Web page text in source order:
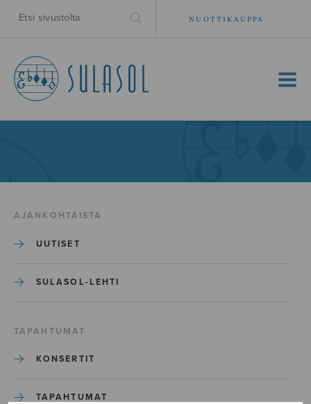
NUOTTIKAUPPA
MENU
AJANKOHTAISTA
UUTISET
SULASOL-LEHTI
TAPAHTUMAT
KONSERTIT
TAPAHTUMAT